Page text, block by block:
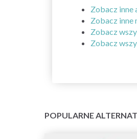
Zobacz inne
Zobacz
Zobacz
Zobacz
POPULARNE